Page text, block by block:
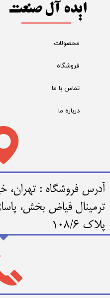
ایده آل صنعت
محصولات
فروشگاه
تماس با ما
درباره ما
​​آدرس فروشگاه : تهران،
ترمینال فیاض بخش،
پلاک 108/6